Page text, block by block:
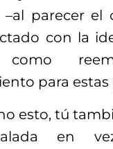
parecer el
con la
como
para estas
esto, tú
en